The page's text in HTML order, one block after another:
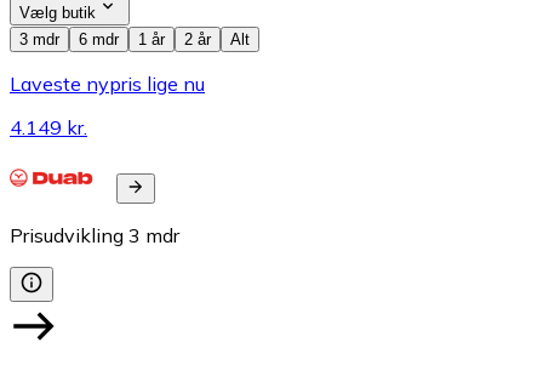
Vælg butik
3 mdr
6 mdr 1 år 2 år Alt
Laveste nypris lige nu
4.149 kr.
Prisudvikling 3 mdr